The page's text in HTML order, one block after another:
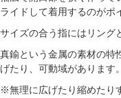
ライドして着用するのがポ
サイズの合う指にはリング
真鍮という金属の素材の特
げたり、可動域があります。
※無理に広げたり縮めたり